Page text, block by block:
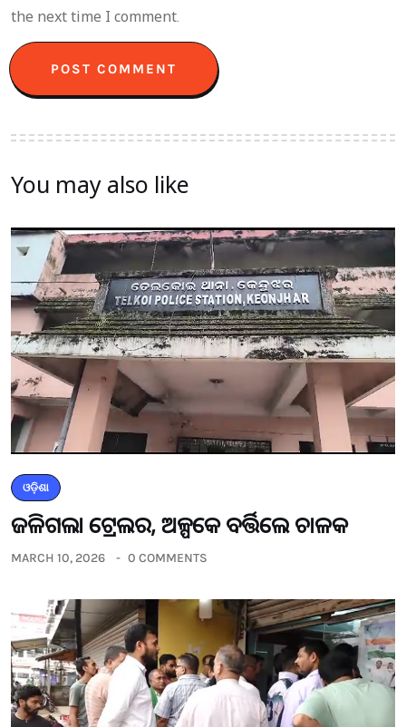
the next time I comment.
You may also like
ଓଡ଼ିଶା
ଜଳିଗଲା ଟ୍ରେଲର, ଅଳ୍ପକେ ବର୍ତ୍ତିଲେ ଚାଳକ
MARCH 10, 2026 0 COMMENTS